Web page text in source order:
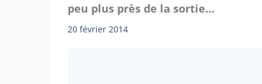
peu plus près de la sortie…
20 février 2014